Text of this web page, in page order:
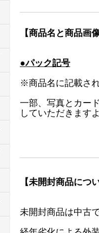
【商品名と商品画
●パック記号
※商品名に記載さ
一部、写真とカー
していただきます
【未開封商品につ
未開封商品は中古